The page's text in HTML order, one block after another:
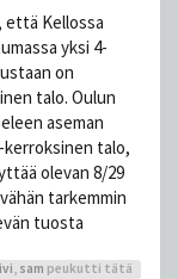
Kellossa
yksi 4-
on
talo. Oulun
aseman
kerroksinen talo,
olevan 8/29
tarkemmin
tuosta
, sam peukutti tätä